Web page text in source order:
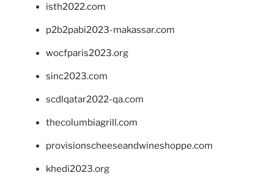
isth2022.com
p2b2pabi2023-makassar.com
wocfparis2023.org
sinc2023.com
scdlqatar2022-qa.com
thecolumbiagrill.com
provisionscheeseandwineshoppe.com
khedi2023.org